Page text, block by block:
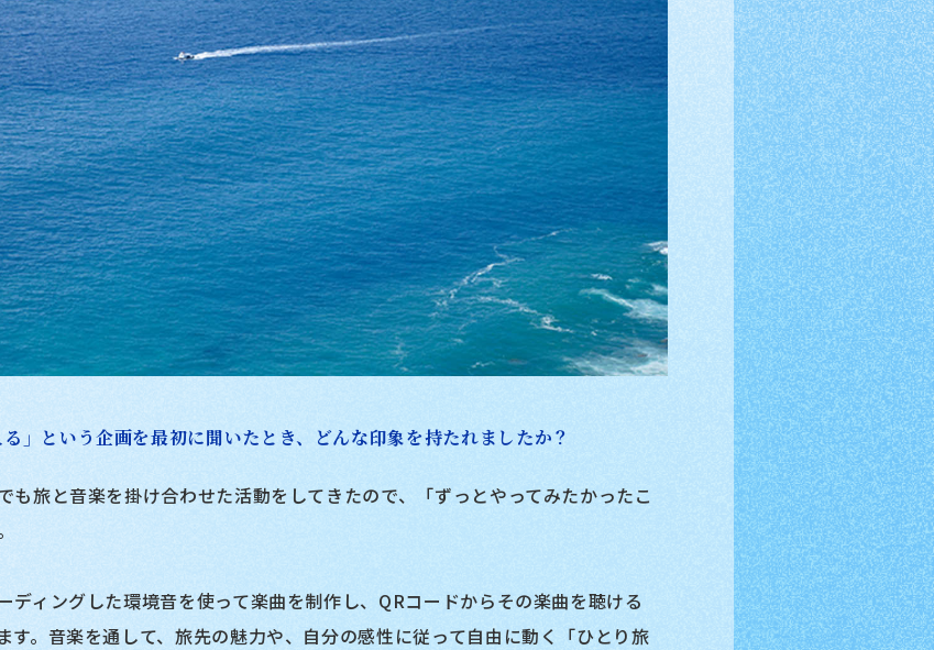
」という企画を最初に聞いたとき、どんな印象を持たれましたか？
も旅と音楽を掛け合わせた活動をしてきたので、「ずっとやってみたかったこ
ディングした環境音を使って楽曲を制作し、QRコードからその楽曲を聴ける
す。音楽を通して、旅先の魅力や、自分の感性に従って自由に動く「ひとり旅